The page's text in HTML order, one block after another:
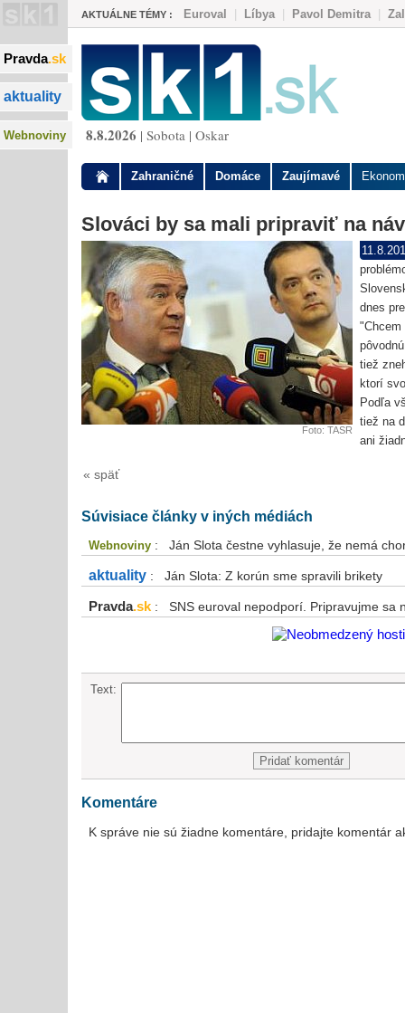
Pravda.sk
aktuality
Webnoviny
AKTUÁLNE TÉMY : Euroval Líbya| Pavol Demitra|
8.8.2026 | Sobota | Oskar
Zahraničné Domáce Zaujímavé
Slováci by sa mali pripraviť na
Foto: TASR
dnes
tiež
ktorí
Podľa
tiež na
ani
« späť
Súvisiace články v iných médiách
Webnoviny : Ján Slota čestne vyhlasuje, že nemá
aktuality : Ján Slota: Z korún sme spravili brikety
Pravda.sk : SNS euroval nepodporí. Pripravujme sa
Text:
Komentáre
K správe nie sú žiadne komentáre, pridajte komentár